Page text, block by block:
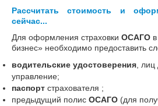
Рассчитать стоимость и
сейчас...
Для оформления страховки ОСАГОв
бизнес» необходимо предоставить
водительские удостоверения, лиц
управление;
паспортстрахователя ;
предыдущий полис ОСАГО(для